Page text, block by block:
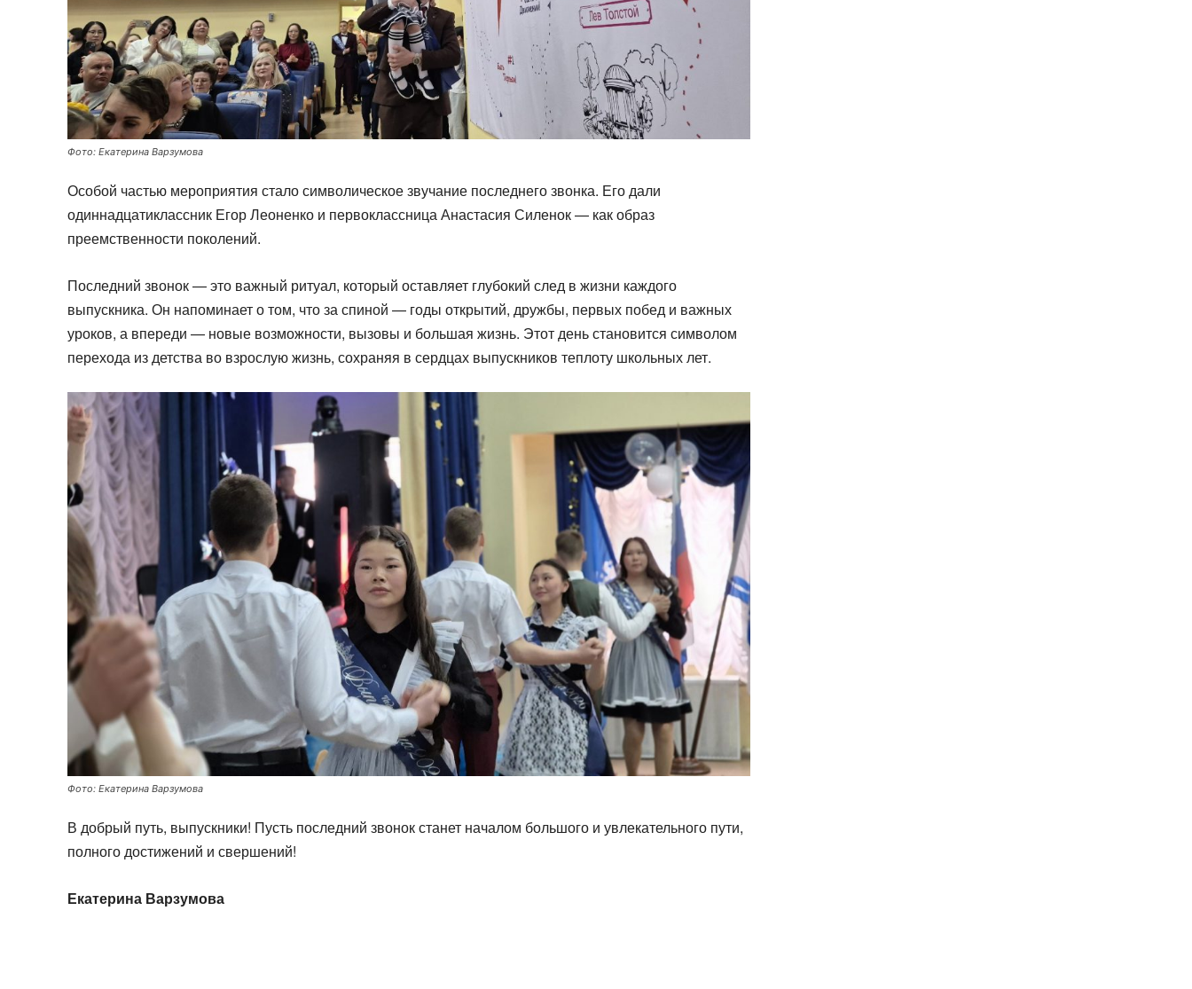
Фото: Екатерина Варзумова
Особой частью мероприятия стало символическое звучание последнего звонка. Его дали
одиннадцатиклассник Егор Леоненко и первоклассница Анастасия Силенок — как образ
преемственности поколений.
Последний звонок — это важный ритуал, который оставляет глубокий след в жизни каждого
выпускника. Он напоминает о том, что за спиной — годы открытий, дружбы, первых побед и важных
уроков, а впереди — новые возможности, вызовы и большая жизнь. Этот день становится символом
перехода из детства во взрослую жизнь, сохраняя в сердцах выпускников теплоту школьных лет.
Фото: Екатерина Варзумова
В добрый путь, выпускники! Пусть последний звонок станет началом большого и увлекательного пути,
полного достижений и свершений!
Екатерина Варзумова